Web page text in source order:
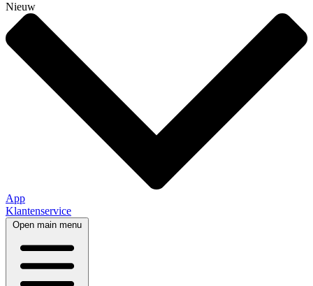
Nieuw
App
Klantenservice
Open main menu